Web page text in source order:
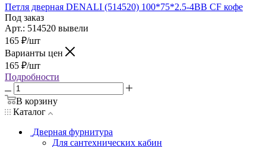
Петля дверная DENALI (514520) 100*75*2.5-4BB CF кофе
Под заказ
Арт.: 514520 вывели
165 ₽/шт
Варианты цен
165 ₽/шт
Подробности
В корзину
Каталог
Дверная фурнитура
Для сантехнических кабин